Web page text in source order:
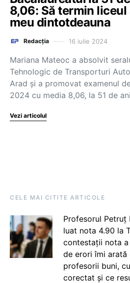
8,06: Să termin
meu dintotdeauna
Redacția 16 iulie 2024
Mariana Mateoc a absolvit
Tehnologic de Transporturi
Arad şi a promovat examenul
2024 cu media 8,06, la 51 de
Vezi articolul
CELE MAI CITITE ARTICOLE
Profesorul Petruț
luat nota 4.90 la
contestații nota
de erori îmi arată
profesorii buni,
corectat și ce